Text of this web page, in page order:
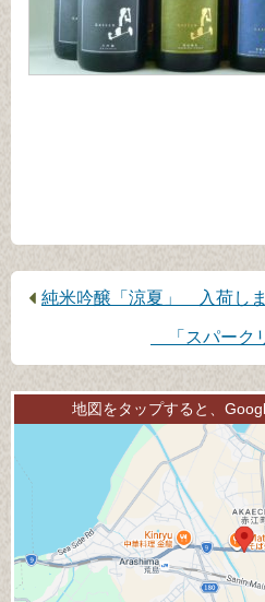
前
純米吟醸「涼夏」 入荷しま
の
記
事：
「スパーク
地図をタップすると、